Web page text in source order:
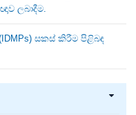
ලබාදීම.
සකස් කිරීම පිළිබඳ